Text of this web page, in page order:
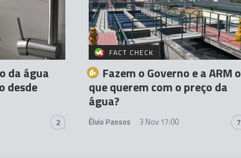
da água
desde
2
FACT CHECK
Fazem o Governo e a ARM o
que querem com o preço da
água?
Élvio Passos 3 Nov 17:00 7